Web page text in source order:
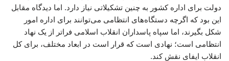
دولت برای اداره کشور به چنین تشکیلاتی نیاز دارد. اما دیدگاه مقابل
این بود که اگرچه دستگاه‌های انتظامی می‌توانند برای اداره امور
شکل بگیرند، اما سپاه پاسداران انقلاب اسلامی فراتر از یک نهاد
انتظامی است؛ نهادی است که قرار است در ابعاد مختلف، برای کل
انقلاب ایفای نقش کند.